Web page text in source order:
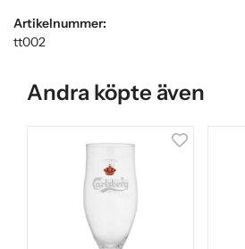
Artikelnummer:
tt002
Andra köpte även